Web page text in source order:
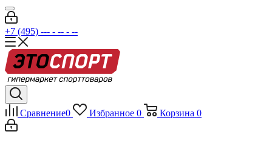
+7 (495) --- - -- - --
Сравнение0 Избранное 0 Корзина 0